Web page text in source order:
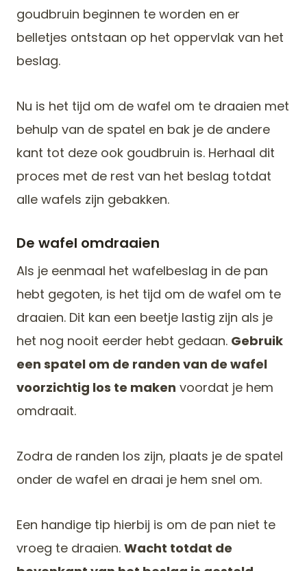
goudbruin beginnen te worden en er
belletjes ontstaan op het oppervlak van het
beslag.
Nu is het tijd om de wafel om te draaien met
behulp van de spatel en bak je de andere
kant tot deze ook goudbruin is. Herhaal dit
proces met de rest van het beslag totdat
alle wafels zijn gebakken.
De wafel omdraaien
Als je eenmaal het wafelbeslag in de pan
hebt gegoten, is het tijd om de wafel om te
draaien. Dit kan een beetje lastig zijn als je
het nog nooit eerder hebt gedaan. Gebruik
een spatel om de randen van de wafel
voorzichtig los te maken voordat je hem
omdraait.
Zodra de randen los zijn, plaats je de spatel
onder de wafel en draai je hem snel om.
Een handige tip hierbij is om de pan niet te
vroeg te draaien. Wacht totdat de